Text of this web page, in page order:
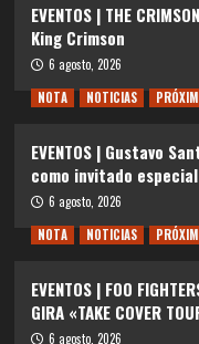
EVENTOS | THE
King Crimson
6 agosto, 2026
NOTA
NOTICIAS
EVENTOS | Gustavo
como invitado
6 agosto, 2026
NOTA
NOTICIAS
EVENTOS | FOO
GIRA «TAKE COVER
6 agosto, 2026